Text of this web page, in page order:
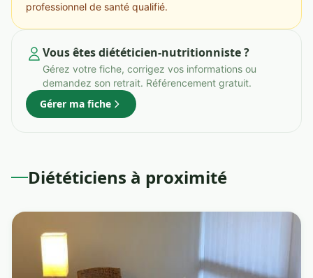
professionnel de santé qualifié.
Vous êtes diététicien-nutritionniste ?
Gérez votre fiche, corrigez vos informations ou
demandez son retrait. Référencement gratuit.
Gérer ma fiche
Diététiciens à proximité